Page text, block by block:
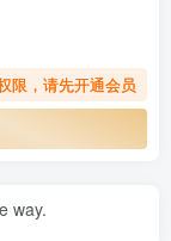
限，请先开通会员
way.